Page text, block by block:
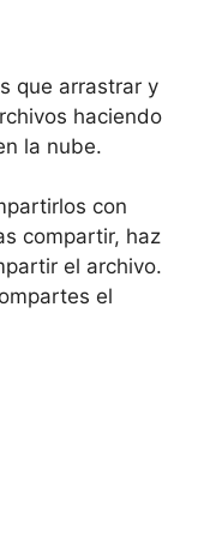
que arrastrar y
haciendo
la nube.
con
compartir, haz
el archivo.
el